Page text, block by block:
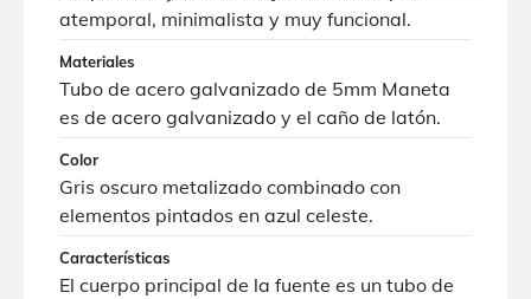
atemporal, minimalista y muy funcional.
Materiales
Tubo de acero galvanizado de 5mm Maneta
es de acero galvanizado y el caño de latón.
Color
Gris oscuro metalizado combinado con
elementos pintados en azul celeste.
Características
El cuerpo principal de la fuente es un tubo de